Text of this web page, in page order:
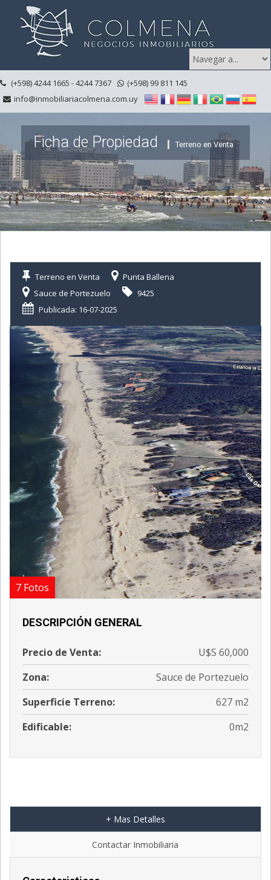
(+598) 4244 1665 - 4244 7367
(+598) 99 811 145
info@inmobiliariacolmena.com.uy
Ficha de Propiedad Terreno en Venta
Terreno en Venta
Punta Ballena
Sauce de Portezuelo
9425
Publicada: 16-07-2025
7 Fotos
DESCRIPCIÓN GENERAL
Precio de Venta:
U$S 60,000
Zona:
Sauce de Portezuelo
Superficie Terreno:
627 m2
Edificable:
0m2
+ Mas Detalles
Contactar Inmobiliaria